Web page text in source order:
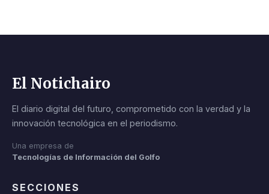
El Notichairo
El diario digital del futuro, comprometido con la verdad y la
innovación tecnológica en el periodismo.
Una empresa de
Tecnologías de Información del Golfo
SECCIONES